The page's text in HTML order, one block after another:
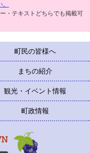
・テキストどちらでも掲載可
町民の皆様へ
まちの紹介
観光・イベント情報
町政情報